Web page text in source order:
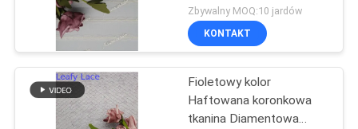
POLITYKA
PRYWATNOŚCI
Zbywalny MOQ:10 jardów
KONTAKT
Fioletowy kolor
Haftowana koronkowa
tkanina Diamentowa